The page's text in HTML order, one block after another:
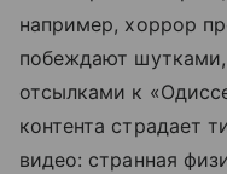
например, хоррор
побеждают
отсылками к
контента страдает
видео: странная